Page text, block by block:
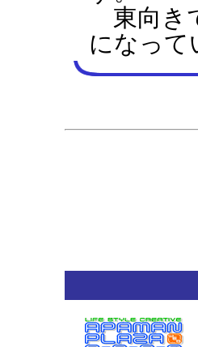
東向き
になって